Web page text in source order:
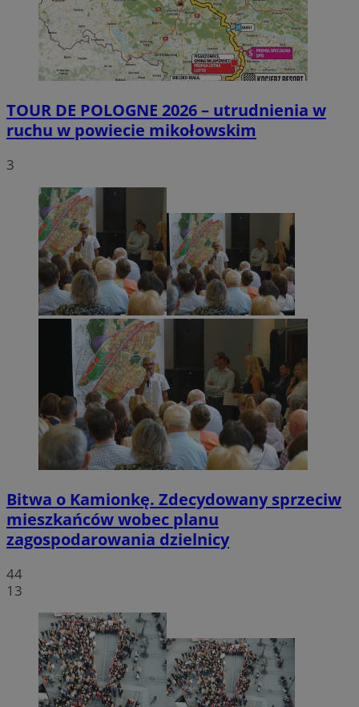
TOUR DE POLOGNE 2026 – utrudnienia w
ruchu w powiecie mikołowskim
3
Bitwa o Kamionkę. Zdecydowany sprzeciw
mieszkańców wobec planu
zagospodarowania dzielnicy
44
13